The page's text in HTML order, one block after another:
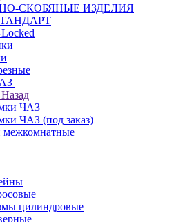
СКОБЯНЫЕ ИЗДЕЛИЯ
Назад
ЧАЗ
ЧАЗ (под заказ)
межкомнатные
цилиндровые